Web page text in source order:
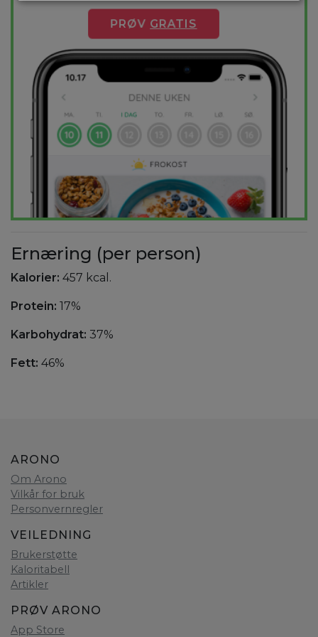
PRØV GRATIS
Ernæring (per person)
Kalorier: 457 kcal.
Protein: 17%
Karbohydrat: 37%
Fett: 46%
ARONO
Om Arono
Vilkår for bruk
Personvernregler
VEILEDNING
Brukerstøtte
Kaloritabell
Artikler
PRØV ARONO
App Store